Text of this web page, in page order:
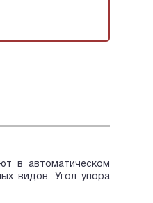
в автоматическом
видов. Угол упора